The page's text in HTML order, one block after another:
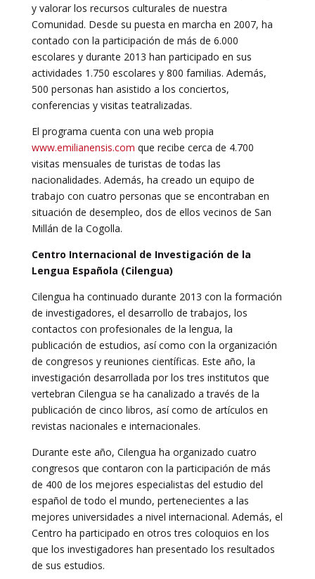
y valorar los recursos culturales de nuestra
Comunidad. Desde su puesta en marcha en 2007, ha
contado con la participación de más de 6.000
escolares y durante 2013 han participado en sus
actividades 1.750 escolares y 800 familias. Además,
500 personas han asistido a los conciertos,
conferencias y visitas teatralizadas.
El programa cuenta con una web propia
www.emilianensis.com que recibe cerca de 4.700
visitas mensuales de turistas de todas las
nacionalidades. Además, ha creado un equipo de
trabajo con cuatro personas que se encontraban en
situación de desempleo, dos de ellos vecinos de San
Millán de la Cogolla.
Centro Internacional de Investigación de la
Lengua Española (Cilengua)
Cilengua ha continuado durante 2013 con la formación
de investigadores, el desarrollo de trabajos, los
contactos con profesionales de la lengua, la
publicación de estudios, así como con la organización
de congresos y reuniones científicas. Este año, la
investigación desarrollada por los tres institutos que
vertebran Cilengua se ha canalizado a través de la
publicación de cinco libros, así como de artículos en
revistas nacionales e internacionales.
Durante este año, Cilengua ha organizado cuatro
congresos que contaron con la participación de más
de 400 de los mejores especialistas del estudio del
español de todo el mundo, pertenecientes a las
mejores universidades a nivel internacional. Además, el
Centro ha participado en otros tres coloquios en los
que los investigadores han presentado los resultados
de sus estudios.